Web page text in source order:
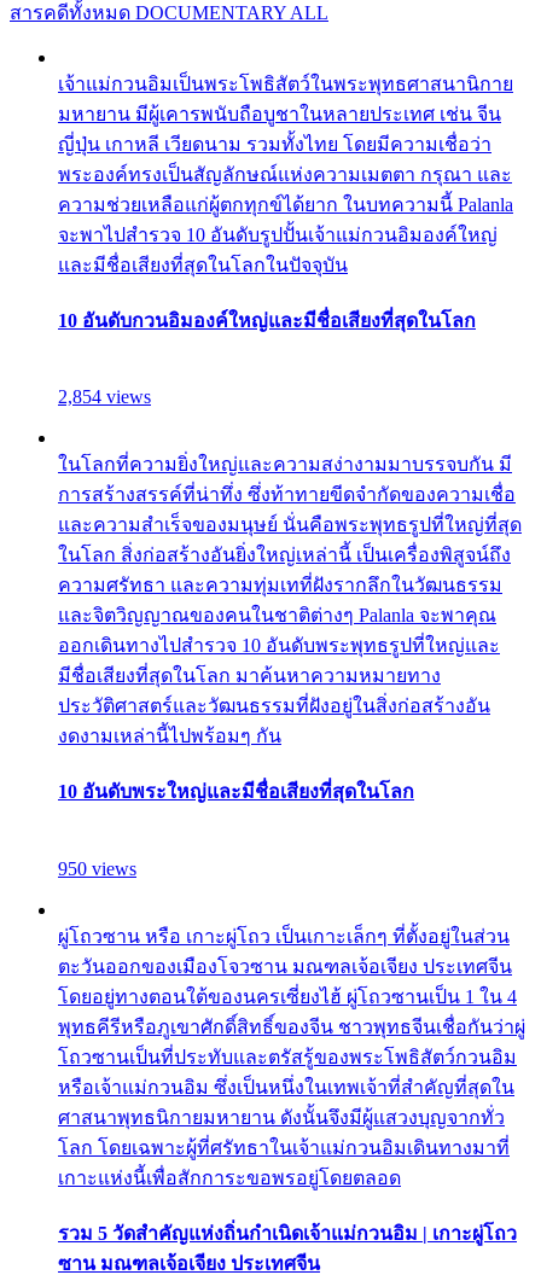
สารคดีทั้งหมด DOCUMENTARY ALL
เจ้าแม่กวนอิมเป็นพระโพธิสัตว์ในพระพุทธศาสนานิกาย
มหายาน มีผู้เคารพนับถือบูชาในหลายประเทศ เช่น จีน
ญี่ปุ่น เกาหลี เวียดนาม รวมทั้งไทย โดยมีความเชื่อว่า
พระองค์ทรงเป็นสัญลักษณ์แห่งความเมตตา กรุณา และ
ความช่วยเหลือแก่ผู้ตกทุกข์ได้ยาก ในบทความนี้ Palanla
จะพาไปสำรวจ 10 อันดับรูปปั้นเจ้าแม่กวนอิมองค์ใหญ่
และมีชื่อเสียงที่สุดในโลกในปัจจุบัน
10 อันดับกวนอิมองค์ใหญ่และมีชื่อเสียงที่สุดในโลก
2,854 views
ในโลกที่ความยิ่งใหญ่และความสง่างามมาบรรจบกัน มี
การสร้างสรรค์ที่น่าทึ่ง ซึ่งท้าทายขีดจำกัดของความเชื่อ
และความสำเร็จของมนุษย์ นั่นคือพระพุทธรูปที่ใหญ่ที่สุด
ในโลก สิ่งก่อสร้างอันยิ่งใหญ่เหล่านี้ เป็นเครื่องพิสูจน์ถึง
ความศรัทธา และความทุ่มเทที่ฝังรากลึกในวัฒนธรรม
และจิตวิญญาณของคนในชาติต่างๆ Palanla จะพาคุณ
ออกเดินทางไปสำรวจ 10 อันดับพระพุทธรูปที่ใหญ่และ
มีชื่อเสียงที่สุดในโลก มาค้นหาความหมายทาง
ประวัติศาสตร์และวัฒนธรรมที่ฝังอยู่ในสิ่งก่อสร้างอัน
งดงามเหล่านี้ไปพร้อมๆ กัน
10 อันดับพระใหญ่และมีชื่อเสียงที่สุดในโลก
950 views
ผู่โถวซาน หรือ เกาะผู่โถว เป็นเกาะเล็กๆ ที่ตั้งอยู่ในส่วน
ตะวันออกของเมืองโจวซาน มณฑลเจ้อเจียง ประเทศจีน
โดยอยู่ทางตอนใต้ของนครเซี่ยงไฮ้ ผู่โถวซานเป็น 1 ใน 4
พุทธคีรีหรือภูเขาศักดิ์สิทธิ์ของจีน ชาวพุทธจีนเชื่อกันว่าผู่
โถวซานเป็นที่ประทับและตรัสรู้ของพระโพธิสัตว์กวนอิม
หรือเจ้าแม่กวนอิม ซึ่งเป็นหนึ่งในเทพเจ้าที่สำคัญที่สุดใน
ศาสนาพุทธนิกายมหายาน ดังนั้นจึงมีผู้แสวงบุญจากทั่ว
โลก โดยเฉพาะผู้ที่ศรัทธาในเจ้าแม่กวนอิมเดินทางมาที่
เกาะแห่งนี้เพื่อสักการะขอพรอยู่โดยตลอด
รวม 5 วัดสำคัญแห่งถิ่นกำเนิดเจ้าแม่กวนอิม | เกาะผู่โถว
ซาน มณฑลเจ้อเจียง ประเทศจีน